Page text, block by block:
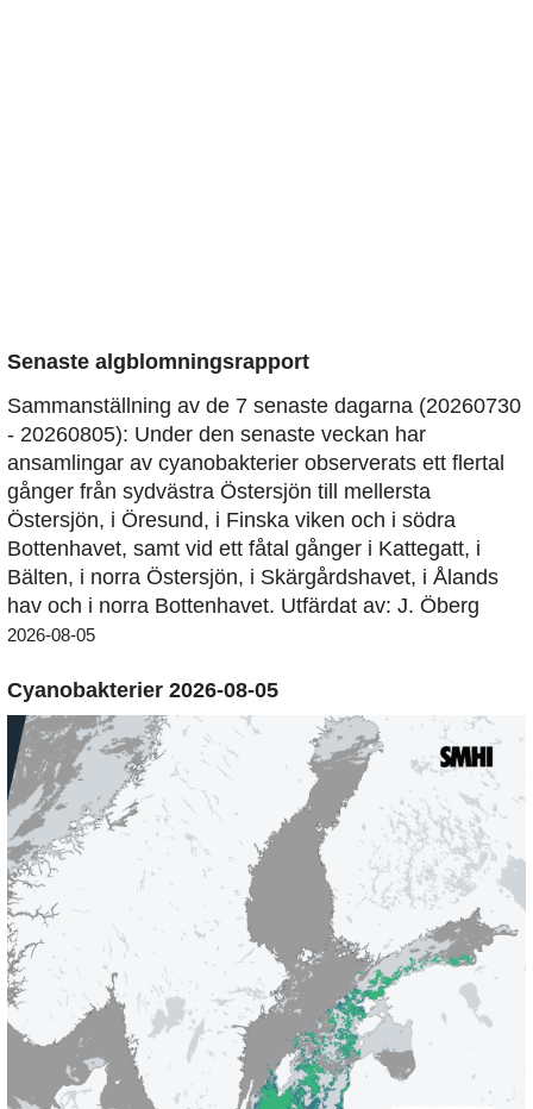
Senaste algblomningsrapport
Sammanställning av de 7 senaste dagarna (20260730
- 20260805): Under den senaste veckan har
ansamlingar av cyanobakterier observerats ett flertal
gånger från sydvästra Östersjön till mellersta
Östersjön, i Öresund, i Finska viken och i södra
Bottenhavet, samt vid ett fåtal gånger i Kattegatt, i
Bälten, i norra Östersjön, i Skärgårdshavet, i Ålands
hav och i norra Bottenhavet. Utfärdat av: J. Öberg
2026-08-05
Cyanobakterier 2026-08-05